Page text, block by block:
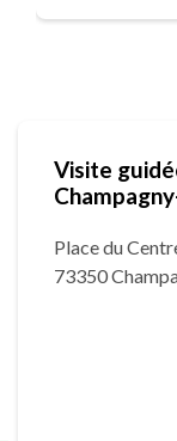
Visite
Place du
73350